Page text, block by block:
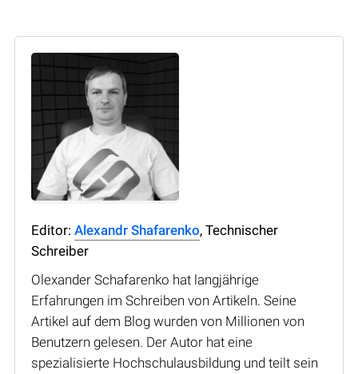
Editor: Alexandr Shafarenko, Technischer
Schreiber
Olexander Schafarenko hat langjährige
Erfahrungen im Schreiben von Artikeln. Seine
Artikel auf dem Blog wurden von Millionen von
Benutzern gelesen. Der Autor hat eine
spezialisierte Hochschulausbildung und teilt sein